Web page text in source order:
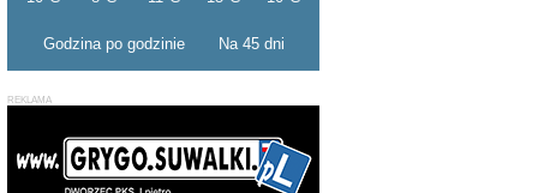
Godzina po godzinie Na 45 dni